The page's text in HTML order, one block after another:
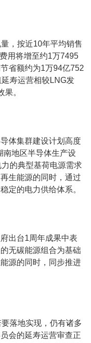
，按近10年平均销售
用将增至约1万7495
省额约为1万94亿752
寿运营相较LNG发
。
体集群建设计划高度
南地区半导体生产设
的典型基荷电源需求
生能源的同时，通过
定的电力供给体系。
出台1周年成果中表
无碳能源组合为基础
源的同时，同步推进
落地实现，仍有诸多
会的延寿运营审查正